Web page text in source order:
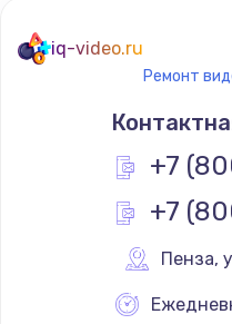
Ремонт
iq-video.ru
Ремонт
+7
+7
Пенза,